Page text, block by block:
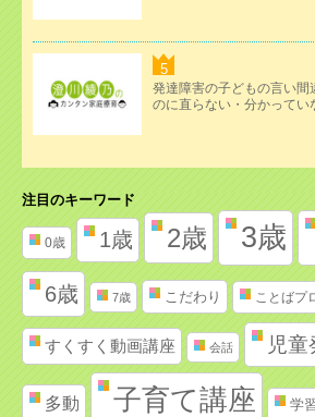
発達障害の子どもの言い間
のに直らない・分かってい
注目のキーワード
0歳 1歳 2歳 3歳
6歳 7歳 こだわり ことばプ
すくすく動画講座 会話 児童
多動 子育て講座 学